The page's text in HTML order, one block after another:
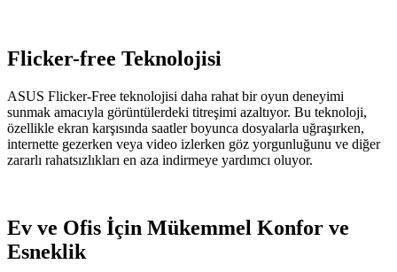
Flicker-free Teknolojisi
ASUS Flicker-Free teknolojisi daha rahat bir oyun deneyimi
sunmak amacıyla görüntülerdeki titreşimi azaltıyor. Bu teknoloji,
özellikle ekran karşısında saatler boyunca dosyalarla uğraşırken,
internette gezerken veya video izlerken göz yorgunluğunu ve diğer
zararlı rahatsızlıkları en aza indirmeye yardımcı oluyor.
Ev ve Ofis İçin Mükemmel Konfor ve
Esneklik